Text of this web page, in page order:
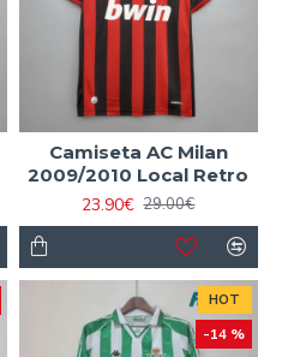
Camiseta AC Milan
2009/2010 Local Retro
23.90€ 29.00€
HOT
-14 %